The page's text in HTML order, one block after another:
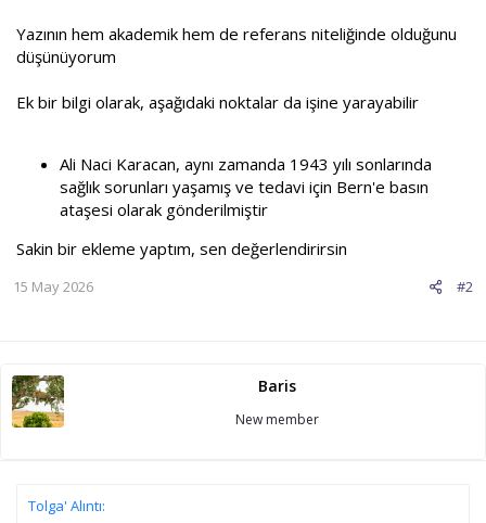
Yazının hem akademik hem de referans niteliğinde olduğunu
düşünüyorum
Ek bir bilgi olarak, aşağıdaki noktalar da işine yarayabilir
Ali Naci Karacan, aynı zamanda 1943 yılı sonlarında
sağlık sorunları yaşamış ve tedavi için Bern'e basın
ataşesi olarak gönderilmiştir
Sakin bir ekleme yaptım, sen değerlendirirsin
#2
15 May 2026
Baris
New member
Tolga' Alıntı: